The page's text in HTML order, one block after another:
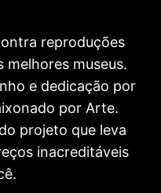
reproduções
museus.
e dedicação por
por Arte.
projeto que leva
inacreditáveis